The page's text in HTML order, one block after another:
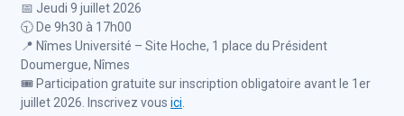
📅 Jeudi 9 juillet 2026
🕤 De 9h30 à 17h00
📍 Nîmes Université – Site Hoche, 1 place du Président
Doumergue, Nîmes
🎟️ Participation gratuite sur inscription obligatoire avant le 1er
juillet 2026. Inscrivez vous ici.